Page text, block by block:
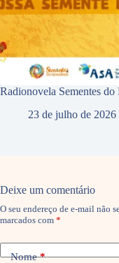
Radionovela Sementes
23 de julho de 2026
Deixe um comentário
O seu endereço de e-mail não
marcados com *
Nome*